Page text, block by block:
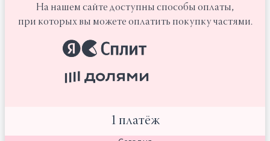
На нашем сайте доступны способы оплаты,
при которых вы можете оплатить покупку частями.
1 платёж